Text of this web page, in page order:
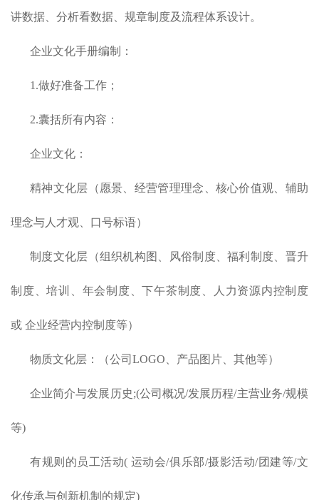
讲数据、分析看数据、规章制度及流程体系设计。
企业文化手册编制：
1.做好准备工作；
2.囊括所有内容：
企业文化：
精神文化层（愿景、经营管理理念、核心价值观、辅助
理念与人才观、口号标语）
制度文化层（组织机构图、风俗制度、福利制度、晋升
制度、培训、年会制度、下午茶制度、人力资源内控制度
或 企业经营内控制度等）
物质文化层：（公司LOGO、产品图片、其他等）
企业简介与发展历史;(公司概况/发展历程/主营业务/规模
等)
有规则的员工活动( 运动会/俱乐部/摄影活动/团建等/文
化传承与创新机制的规定)